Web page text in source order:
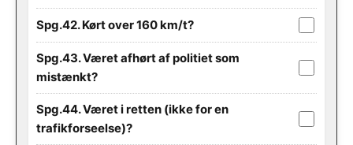
Spg.42. Kørt over 160 km/t?
Spg.43. Været afhørt af politiet som
mistænkt?
Spg.44. Været i retten (ikke for en
trafikforseelse)?